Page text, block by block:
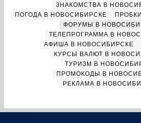
ЗНАКОМСТВА В
ПОГОДА В НОВОСИБИРСКЕ
ФОРУМЫ В
ТЕЛЕПРОГРАММА В
АФИША В НОВОСИБИРСКЕ
КУРСЫ ВАЛЮТ В
ТУРИЗМ В
ПРОМОКОДЫ В
РЕКЛАМА В